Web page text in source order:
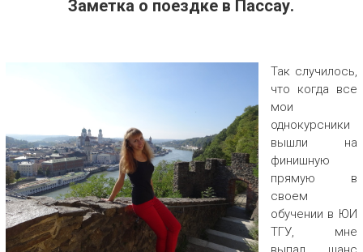
Заметка о поездке в Пассау.
Так случилось,
что когда все
мои
однокурсники
вышли на
финишную
прямую в
своем
обучении в ЮИ
ТГУ, мне